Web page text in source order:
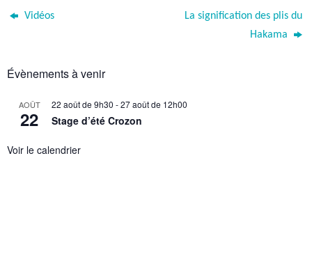
Vidéos
La signification des plis du
Hakama
Évènements à venir
AOÛT
22
22 août de 9h30 -27 août de 12h00
Stage d’été Crozon
Voir le calendrier